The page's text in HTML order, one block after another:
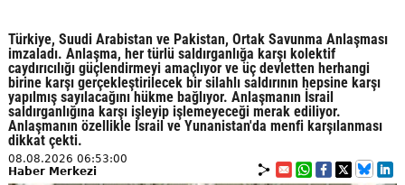
Türkiye, Suudi Arabistan ve Pakistan, Ortak Savunma Anlaşması
imzaladı. Anlaşma, her türlü saldırganlığa karşı kolektif
caydırıcılığı güçlendirmeyi amaçlıyor ve üç devletten herhangi
birine karşı gerçekleştirilecek bir silahlı saldırının hepsine karşı
yapılmış sayılacağını hükme bağlıyor. Anlaşmanın İsrail
saldırganlığına karşı işleyip işlemeyeceği merak ediliyor.
Anlaşmanın özellikle İsrail ve Yunanistan'da menfi karşılanması
dikkat çekti.
08.08.2026 06:53:00
Haber Merkezi